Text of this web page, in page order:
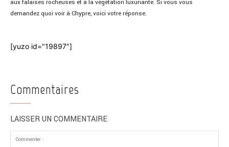
aux falaises rocheuses et à la végétation luxuriante. Si vous vous
demandez quoi voir à Chypre, voici votre réponse.
[yuzo id="19897"]
Commentaires
LAISSER UN COMMENTAIRE